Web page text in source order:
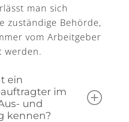
man sich
zuständige Behörde,
vom Arbeitgeber
werden.
ein
im
und
kennen?